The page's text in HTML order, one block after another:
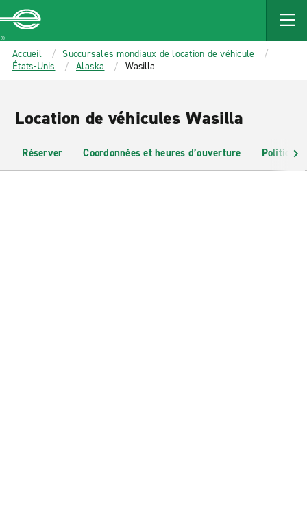
MAIN
CONTENT
Enterprise
Accueil
Succursales mondiaux de location de véhicule
États-Unis
Alaska Wasilla
Location de véhicules Wasilla
Réserver Coordonnées et heures d’ouverture Politiques